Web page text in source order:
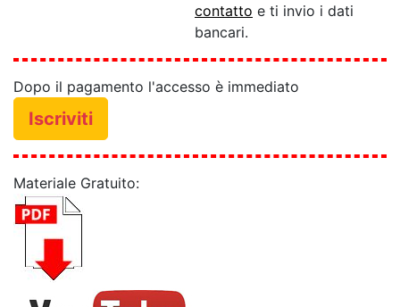
contatto e ti invio i dati
bancari.
Dopo il pagamento l'accesso è immediato
Iscriviti
Materiale Gratuito: